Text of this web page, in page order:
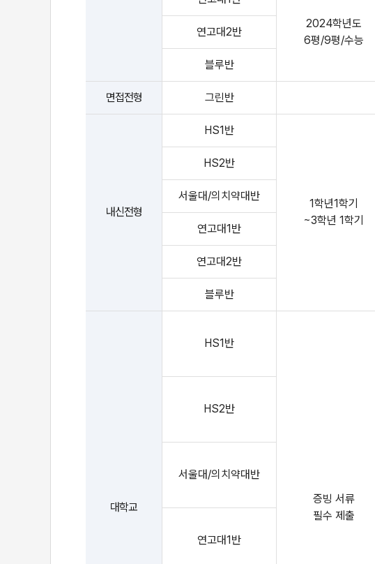
2024학년도
6평/9평/수능
연고대2반
블루반
면접전형 그린반
내신전형
HS1반
1학년1학기
~3학년 1학기
HS2반
서울대/의치약대반
연고대1반
연고대2반
블루반
대학교
HS1반
증빙 서류
필수 제출
HS2반
서울대/의치약대반
연고대1반